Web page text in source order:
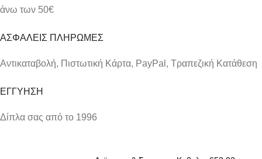
άνω των 50€
ΑΣΦΑΛΕΙΣ ΠΛΗΡΩΜΕΣ
Αντικαταβολή, Πιστωτική Κάρτα, PayPal, Τραπεζική Kατάθεση
ΕΓΓΥΗΣΗ
Δίπλα σας από το 1996